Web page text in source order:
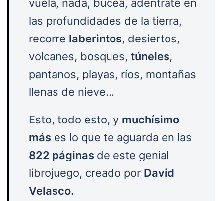
vuela, nada, bucea, adéntrate en
las profundidades de la tierra,
recorre laberintos, desiertos,
volcanes, bosques, túneles,
pantanos, playas, ríos, montañas
llenas de nieve…
Esto, todo esto, y muchísimo
más es lo que te aguarda en las
822 páginas de este genial
librojuego, creado por David
Velasco.